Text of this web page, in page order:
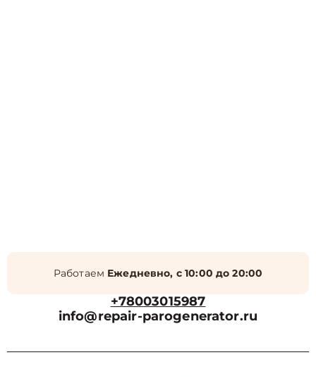
Работаем Ежедневно, с 10:00 до 20:00
+78003015987
info@repair-parogenerator.ru